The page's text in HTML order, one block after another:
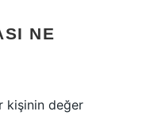
NE
kişinin değer